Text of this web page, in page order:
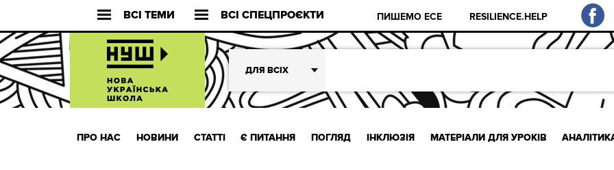
ВСІ ТЕМИ ВСІ СПЕЦПРОЄКТИ ПИШЕМО ЕСЕ RESILIENCE.HELP
ДЛЯ ВСІХ
ПРО НАС НОВИНИ СТАТТІ Є ПИТАННЯ ПОГЛЯД ІНКЛЮЗІЯ МАТЕРІАЛИ ДЛЯ УРОКІВ